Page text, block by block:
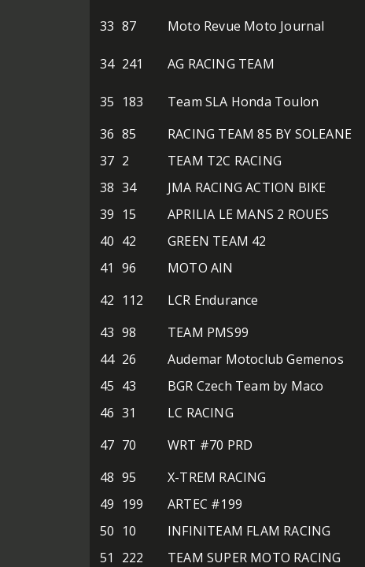
33 87 Moto Revue Moto Journal
34 241 AG RACING TEAM
35 183 Team SLA Honda Toulon
36 85 RACING TEAM 85 BY SOLEANE
37 2 TEAM T2C RACING
38 34 JMA RACING ACTION BIKE
39 15 APRILIA LE MANS 2 ROUES
40 42 GREEN TEAM 42
41 96 MOTO AIN
42 112 LCR Endurance
43 98 TEAM PMS99
44 26 Audemar Motoclub Gemenos
45 43 BGR Czech Team by Maco
46 31 LC RACING
47 70 WRT #70 PRD
48 95 X-TREM RACING
49 199 ARTEC #199
50 10 INFINITEAM FLAM RACING
51
222 TEAM SUPER MOTO RACING